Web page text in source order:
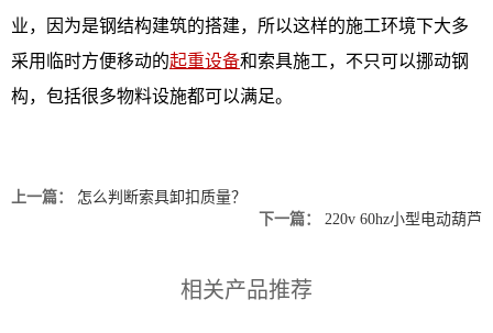
业，因为是钢结构建筑的搭建，所以这样的施工环境下大多
采用临时方便移动的起重设备和索具施工，不只可以挪动钢
构，包括很多物料设施都可以满足。
上一篇：
怎么判断索具卸扣质量？
下一篇：
220v 60hz小型电动葫芦
相关产品推荐